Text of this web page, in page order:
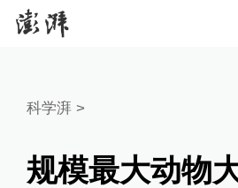
科学湃 >
规模最大动物